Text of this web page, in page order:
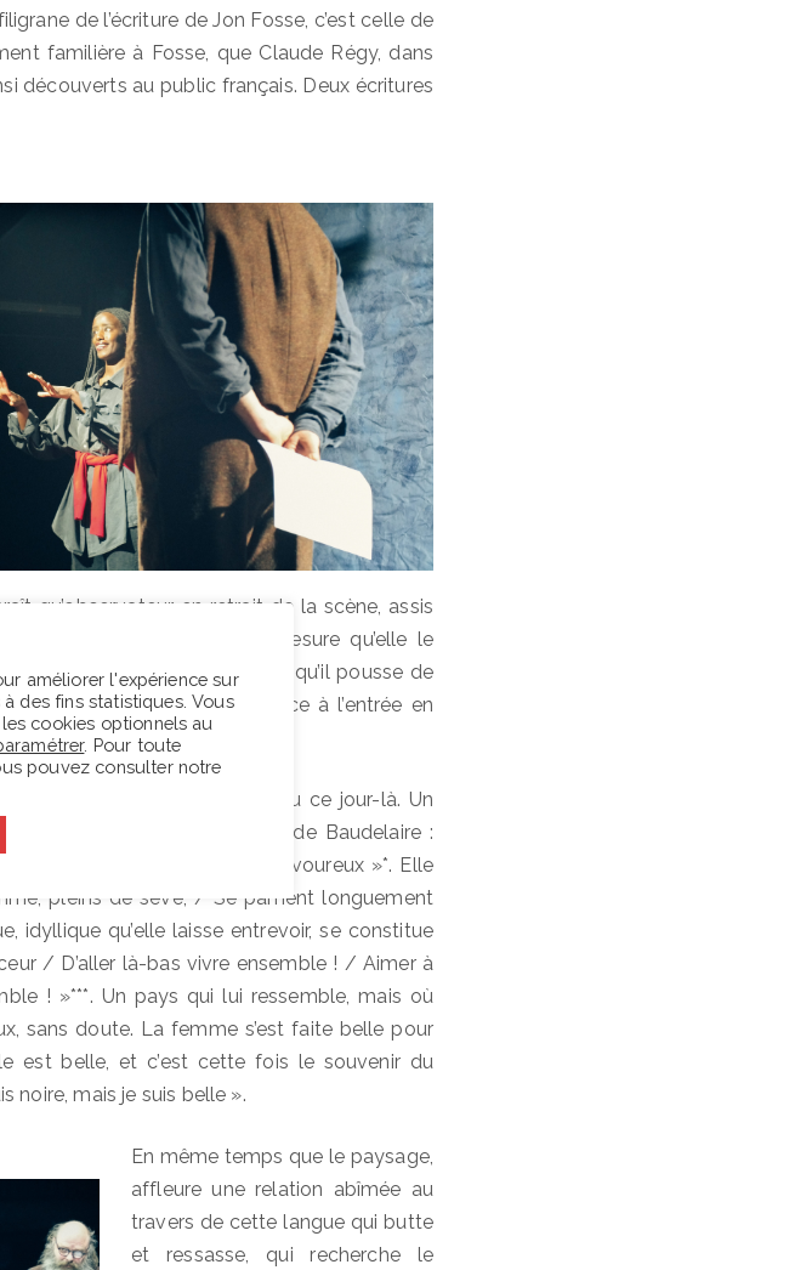
de l’écriture de Jon Fosse, c’est celle de
familière à Fosse, que Claude Régy, dans
découverts au public français. Deux écritures
qu’observateur en retrait de la scène, assis
délimité par le parquet. À mesure qu’elle le
vers le public, tandis qu’il pousse de
tout de même perçus, grâce à l’entrée en
un départ à Rambuku ce jour-là. Un
qui évoque les poèmes de Baudelaire :
singuliers et des fruits savoureux »*. Elle
pleins de sève, / Se pâment longuement
idyllique qu’elle laisse entrevoir, se constitue
/ D’aller là-bas vivre ensemble ! / Aimer à
! »***. Un pays qui lui ressemble, mais où
sans doute. La femme s’est faite belle pour
est belle, et c’est cette fois le souvenir du
noire, mais je suis belle ».
En même temps que le paysage,
affleure une relation abîmée au
travers de cette langue qui butte
et ressasse, qui recherche le
améliorer l'expérience sur
des fins statistiques. Vous
cookies optionnels au
. Pour toute
pouvez consulter notre